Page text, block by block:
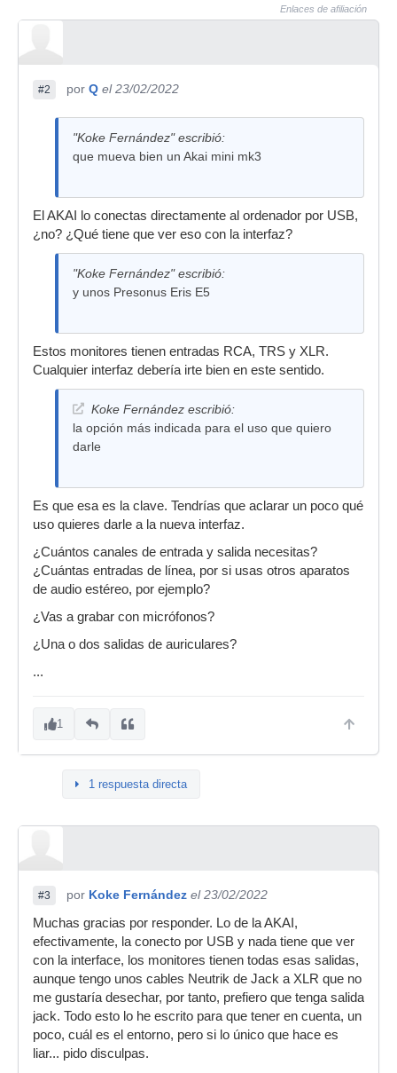
Enlaces de afiliación
#2 por Q el 23/02/2022
"Koke Fernández" escribió:
que mueva bien un Akai mini mk3
El AKAI lo conectas directamente al ordenador por USB,
¿no? ¿Qué tiene que ver eso con la interfaz?
"Koke Fernández" escribió:
y unos Presonus Eris E5
Estos monitores tienen entradas RCA, TRS y XLR.
Cualquier interfaz debería irte bien en este sentido.
Koke Fernández escribió:
la opción más indicada para el uso que quiero
darle
Es que esa es la clave. Tendrías que aclarar un poco qué
uso quieres darle a la nueva interfaz.
¿Cuántos canales de entrada y salida necesitas?
¿Cuántas entradas de línea, por si usas otros aparatos
de audio estéreo, por ejemplo?
¿Vas a grabar con micrófonos?
¿Una o dos salidas de auriculares?
...
1
1 respuesta directa
#3 por Koke Fernández el 23/02/2022
Muchas gracias por responder. Lo de la AKAI,
efectivamente, la conecto por USB y nada tiene que ver
con la interface, los monitores tienen todas esas salidas,
aunque tengo unos cables Neutrik de Jack a XLR que no
me gustaría desechar, por tanto, prefiero que tenga salida
jack. Todo esto lo he escrito para que tener en cuenta, un
poco, cuál es el entorno, pero si lo único que hace es
liar... pido disculpas.